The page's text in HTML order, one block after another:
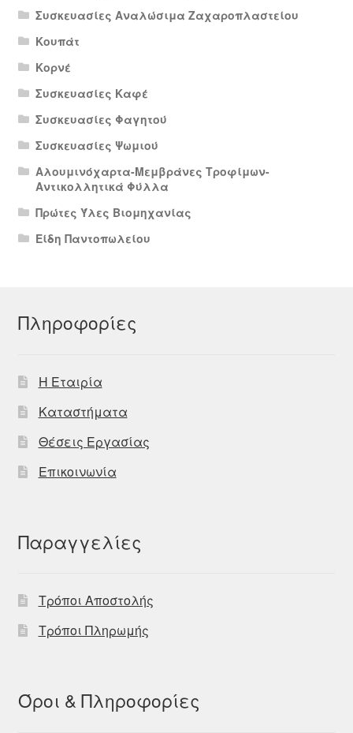
Συσκευασίες Αναλώσιμα Ζαχαροπλαστείου
Κουπάτ
Κορνέ
Συσκευασίες Καφέ
Συσκευασίες Φαγητού
Συσκευασίες Ψωμιού
Αλουμινόχαρτα-Μεμβράνες Τροφίμων-
Αντικολλητικά Φύλλα
Πρώτες Ύλες Βιομηχανίας
Είδη Παντοπωλείου
Πληροφορίες
Η Εταιρία
Καταστήματα
Θέσεις Εργασίας
Επικοινωνία
Παραγγελίες
Τρόποι Αποστολής
Τρόποι Πληρωμής
Όροι & Πληροφορίες